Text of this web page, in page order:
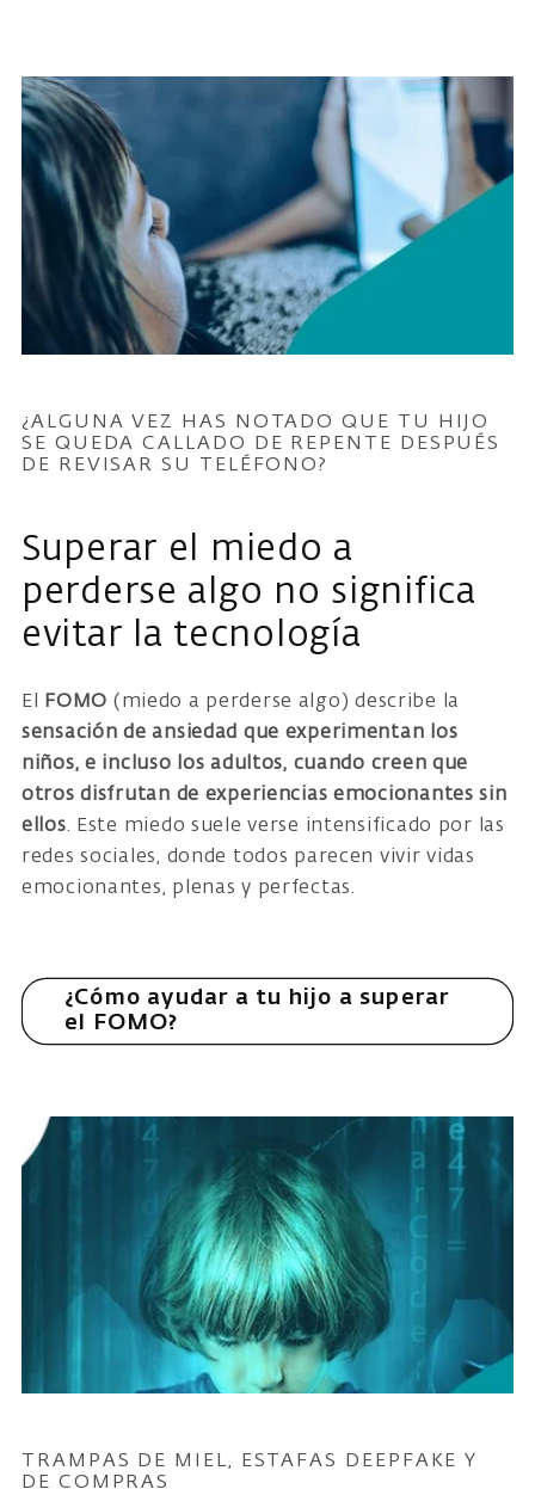
¿ALGUNA VEZ HAS NOTADO QUE TU HIJO
SE QUEDA CALLADO DE REPENTE DESPUÉS
DE REVISAR SU TELÉFONO?
Superar el miedo a
perderse algo no significa
evitar la tecnología
El FOMO (miedo a perderse algo) describe la
sensación de ansiedad que experimentan los
niños, e incluso los adultos, cuando creen que
otros disfrutan de experiencias emocionantes sin
ellos. Este miedo suele verse intensificado por las
redes sociales, donde todos parecen vivir vidas
emocionantes, plenas y perfectas.
¿Cómo ayudar a tu hijo a superar
el FOMO?
TRAMPAS DE MIEL, ESTAFAS DEEPFAKE Y
DE COMPRAS